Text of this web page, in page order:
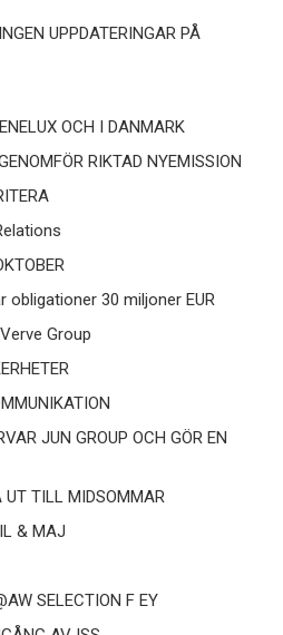
UPPDATERINGAR PÅ
OCH I DANMARK
RIKTAD NYEMISSION
obligationer 30 miljoner EUR
Group
JUN GROUP OCH GÖR EN
UT TILL MIDSOMMAR
& MAJ
SELECTION F EY